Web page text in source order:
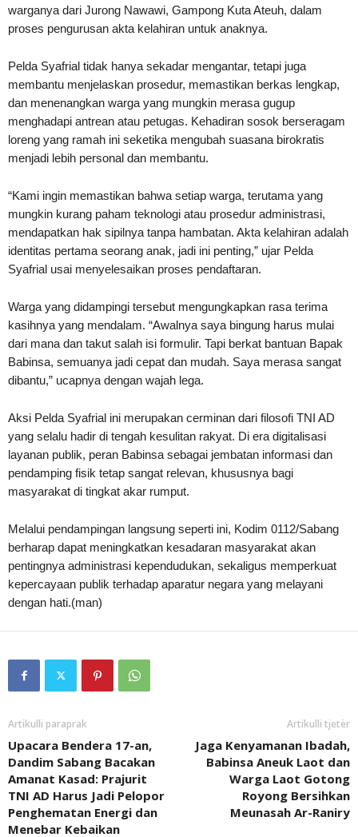
warganya dari Jurong Nawawi, Gampong Kuta Ateuh, dalam
proses pengurusan akta kelahiran untuk anaknya.
Pelda Syafrial tidak hanya sekadar mengantar, tetapi juga
membantu menjelaskan prosedur, memastikan berkas lengkap,
dan menenangkan warga yang mungkin merasa gugup
menghadapi antrean atau petugas. Kehadiran sosok berseragam
loreng yang ramah ini seketika mengubah suasana birokratis
menjadi lebih personal dan membantu.
“Kami ingin memastikan bahwa setiap warga, terutama yang
mungkin kurang paham teknologi atau prosedur administrasi,
mendapatkan hak sipilnya tanpa hambatan. Akta kelahiran adalah
identitas pertama seorang anak, jadi ini penting,” ujar Pelda
Syafrial usai menyelesaikan proses pendaftaran.
Warga yang didampingi tersebut mengungkapkan rasa terima
kasihnya yang mendalam. “Awalnya saya bingung harus mulai
dari mana dan takut salah isi formulir. Tapi berkat bantuan Bapak
Babinsa, semuanya jadi cepat dan mudah. Saya merasa sangat
dibantu,” ucapnya dengan wajah lega.
Aksi Pelda Syafrial ini merupakan cerminan dari filosofi TNI AD
yang selalu hadir di tengah kesulitan rakyat. Di era digitalisasi
layanan publik, peran Babinsa sebagai jembatan informasi dan
pendamping fisik tetap sangat relevan, khususnya bagi
masyarakat di tingkat akar rumput.
Melalui pendampingan langsung seperti ini, Kodim 0112/Sabang
berharap dapat meningkatkan kesadaran masyarakat akan
pentingnya administrasi kependudukan, sekaligus memperkuat
kepercayaan publik terhadap aparatur negara yang melayani
dengan hati.(man)
Artikulli paraprak
Upacara Bendera 17-an,
Dandim Sabang Bacakan
Amanat Kasad: Prajurit
TNI AD Harus Jadi Pelopor
Penghematan Energi dan
Menebar Kebaikan
Artikulli tjetër
Jaga Kenyamanan Ibadah,
Babinsa Aneuk Laot dan
Warga Laot Gotong
Royong Bersihkan
Meunasah Ar-Raniry